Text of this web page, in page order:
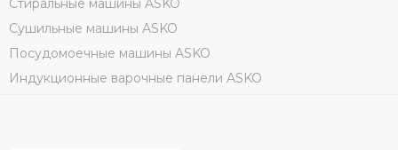
Сушильные машины ASKO
Посудомоечные машины ASKO
Индукционные варочные панели ASKO